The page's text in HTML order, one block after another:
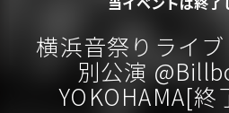
横浜音祭りライ
別公演
YOKOHAMA[終